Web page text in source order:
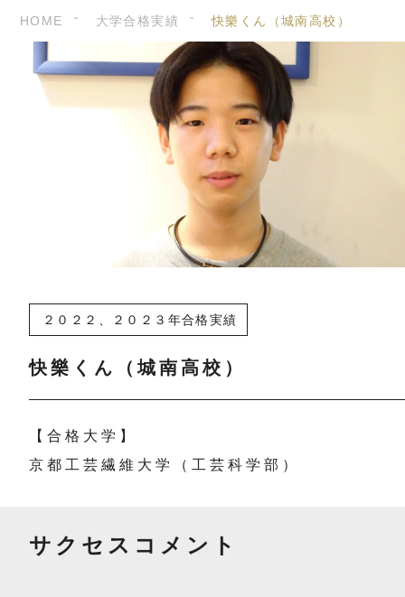
HOME 大学合格実績 快樂くん（城南高校）
２０２２、２０２３年合格実績
快樂くん（城南高校）
【合格大学】
京都工芸繊維大学（工芸科学部）
サクセスコメント